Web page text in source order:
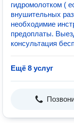
гидромолотком (
внушительных
необходимие
предоплаты.
консультация
Ещё 8 услуг